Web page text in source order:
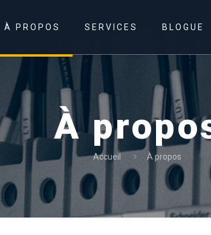
À PROPOS SERVICES BLOGUE
À
Accueil À propos